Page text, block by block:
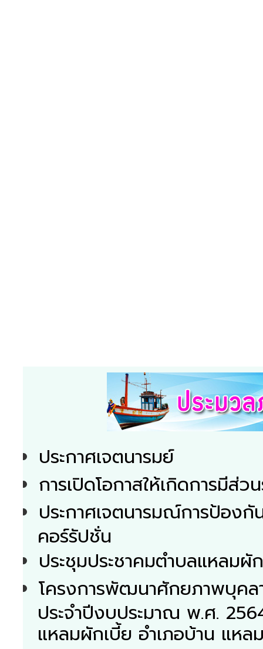
ประกาศเจตนารมย์
การเปิดโอกาสให้เกิดการมีส่ว
ประกาศเจตนารมณ์การป้องกั
คอร์รัปชั่น
ประชุมประชาคมตำบลแหลม
โครงการพัฒนาศักยภาพบุคล
ประจำปีงบประมาณ พ.ศ.
แหลมผักเบี้ย อำเภอบ้าน แห